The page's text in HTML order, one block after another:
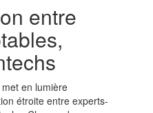
entre
en lumière
étroite entre experts-